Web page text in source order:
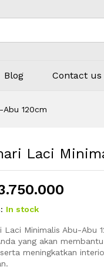
Blog Contact us
120cm
Laci
In stock
Laci Minimalis Abu-Abu
yang akan
meningkatkan